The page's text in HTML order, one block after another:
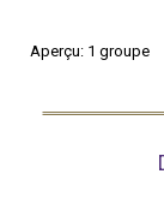
G
Aperçu: 1 groupe